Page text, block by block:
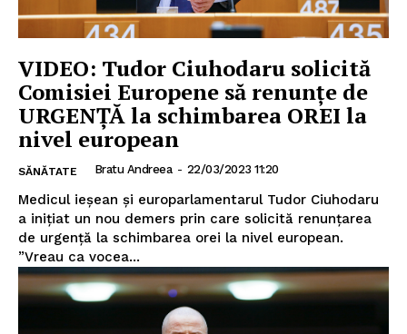
VIDEO: Tudor Ciuhodaru solicită
Comisiei Europene să renunțe de
URGENȚĂ la schimbarea OREI la
nivel european
SĂNĂTATE Bratu Andreea - 22/03/2023 11:20
Medicul ieșean și europarlamentarul Tudor Ciuhodaru
a inițiat un nou demers prin care solicită renunțarea
de urgență la schimbarea orei la nivel european.
”Vreau ca vocea...